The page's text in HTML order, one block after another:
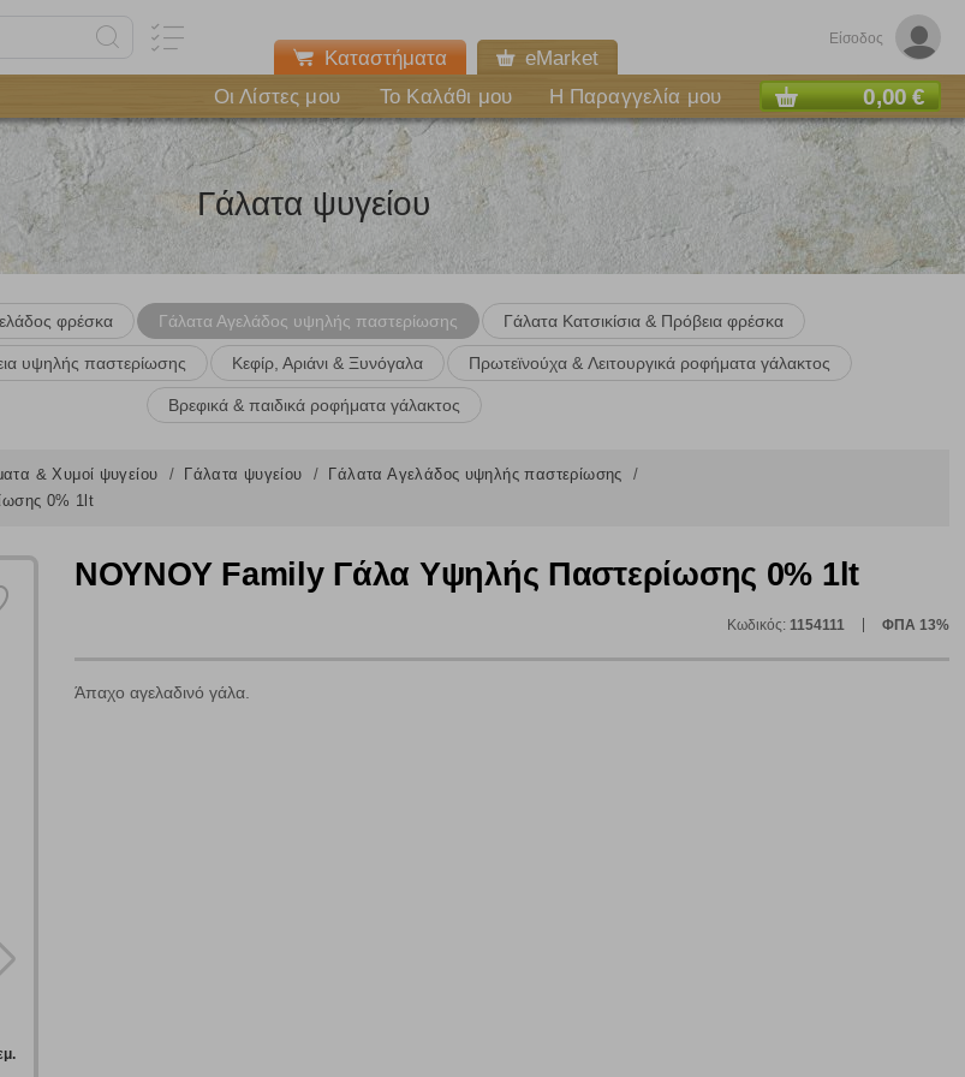
Είσοδος
Καταστήματα
eMarket
Οι Λίστες μου Το Καλάθι μου Η Παραγγελία μου 0,00 €
Γάλατα ψυγείου
φρέσκα Γάλατα Αγελάδος υψηλής παστερίωσης Γάλατα Kατσικίσια & Πρόβεια φρέσκα
υψηλής παστερίωσης Κεφίρ, Αριάνι & Ξυνόγαλα Πρωτεϊνούχα & Λειτουργικά ροφήματα γάλακτος
Βρεφικά & παιδικά ροφήματα γάλακτος
& Χυμοί ψυγείου Γάλατα ψυγείου
Γάλατα Αγελάδος υψηλής παστερίωσης
0% 1lt
ΝΟΥΝΟΥ Family Γάλα Υψηλής Παστερίωσης 0% 1lt
Κωδικός: 1154111 ΦΠΑ 13%
Άπαχο αγελαδινό γάλα.
"Αναζήτηση". Θα εμφανιστούν αποτελέσματα από
και για κάθε προϊόν.